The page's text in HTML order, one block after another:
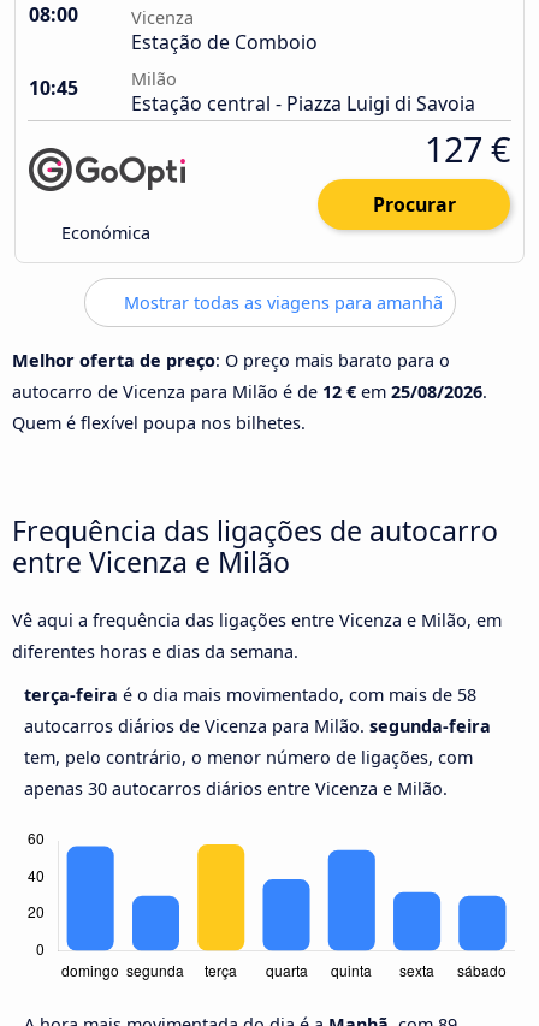
08:00 Vicenza
Estação de Comboio
10:45
Milão
Estação central - Piazza Luigi di Savoia
Económica
127 €
Procurar
Mostrar todas as viagens para amanhã
Melhor oferta de preço: O preço mais barato para o
autocarro de Vicenza para Milão é de 12 € em 25/08/2026.
Quem é flexível poupa nos bilhetes.
Frequência das ligações de autocarro
entre Vicenza e Milão
Vê aqui a frequência das ligações entre Vicenza e Milão, em
diferentes horas e dias da semana.
terça-feira é o dia mais movimentado, com mais de 58
autocarros diários de Vicenza para Milão. segunda-feira
tem, pelo contrário, o menor número de ligações, com
apenas 30 autocarros diários entre Vicenza e Milão.